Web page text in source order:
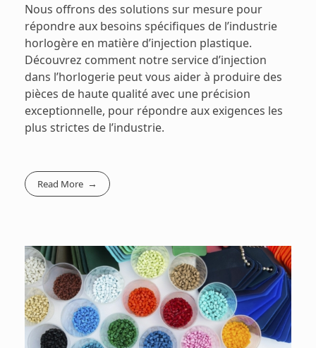
Nous offrons des solutions sur mesure pour
répondre aux besoins spécifiques de l’industrie
horlogère en matière d’injection plastique.
Découvrez comment notre service d’injection
dans l’horlogerie peut vous aider à produire des
pièces de haute qualité avec une précision
exceptionnelle, pour répondre aux exigences les
plus strictes de l’industrie.
Read More